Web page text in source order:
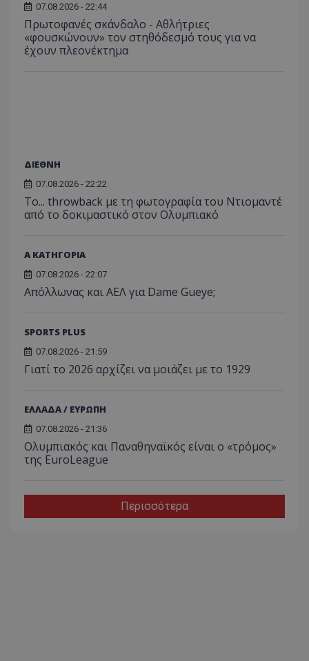
07.08.2026 - 22:44
Πρωτοφανές σκάνδαλο - Aθλήτριες
«φουσκώνουν» τον στηθόδεσμό τους για να
έχουν πλεονέκτημα
ΔΙΕΘΝΗ
07.08.2026 - 22:22
Το... throwback με τη φωτογραφία του Ντιομαντέ
από το δοκιμαστικό στον Ολυμπιακό
Α ΚΑΤΗΓΟΡΙΑ
07.08.2026 - 22:07
Απόλλωνας και ΑΕΛ για Dame Gueye;
SPORTS PLUS
07.08.2026 - 21:59
Γιατί το 2026 αρχίζει να μοιάζει με το 1929
ΕΛΛΑΔΑ / ΕΥΡΩΠΗ
07.08.2026 - 21:36
Ολυμπιακός και Παναθηναϊκός είναι ο «τρόμος»
της EuroLeague
Περισσότερα